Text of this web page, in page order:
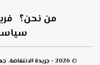
من نحن؟
© 2026 - جريدة الانتفاضة. جميع الحقوق محفوظة لجريدة الإنتفاضة.